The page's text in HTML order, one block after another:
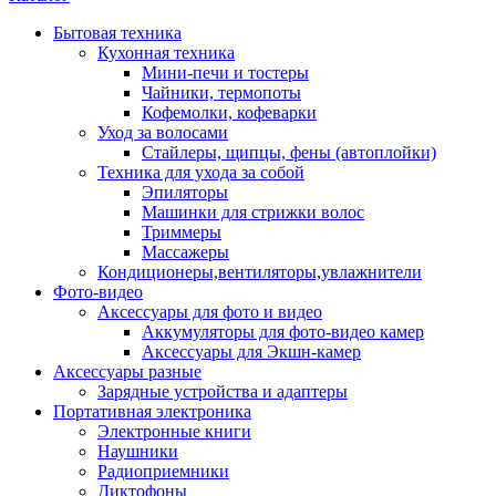
Бытовая техника
Кухонная техника
Мини-печи и тостеры
Чайники, термопоты
Кофемолки, кофеварки
Уход за волосами
Стайлеры, щипцы, фены (автоплойки)
Техника для ухода за собой
Эпиляторы
Машинки для стрижки волос
Триммеры
Массажеры
Кондиционеры,вентиляторы,увлажнители
Фото-видео
Аксессуары для фото и видео
Аккумуляторы для фото-видео камер
Аксессуары для Экшн-камер
Аксессуары разные
Зарядные устройства и адаптеры
Портативная электроника
Электронные книги
Наушники
Радиоприемники
Диктофоны